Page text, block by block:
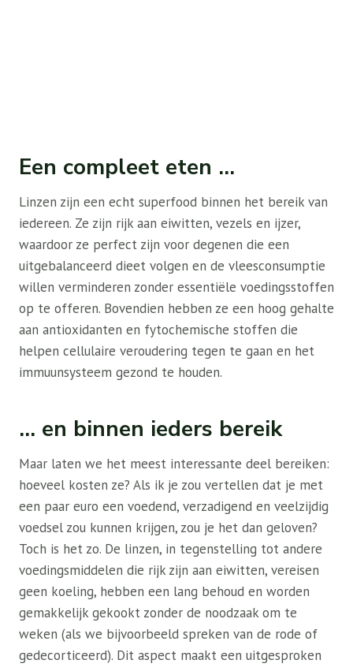
Een compleet eten …
Linzen zijn een echt superfood binnen het bereik van
iedereen. Ze zijn rijk aan eiwitten, vezels en ijzer,
waardoor ze perfect zijn voor degenen die een
uitgebalanceerd dieet volgen en de vleesconsumptie
willen verminderen zonder essentiële voedingsstoffen
op te offeren. Bovendien hebben ze een hoog gehalte
aan antioxidanten en fytochemische stoffen die
helpen cellulaire veroudering tegen te gaan en het
immuunsysteem gezond te houden.
… en binnen ieders bereik
Maar laten we het meest interessante deel bereiken:
hoeveel kosten ze? Als ik je zou vertellen dat je met
een paar euro een voedend, verzadigend en veelzijdig
voedsel zou kunnen krijgen, zou je het dan geloven?
Toch is het zo. De linzen, in tegenstelling tot andere
voedingsmiddelen die rijk zijn aan eiwitten, vereisen
geen koeling, hebben een lang behoud en worden
gemakkelijk gekookt zonder de noodzaak om te
weken (als we bijvoorbeeld spreken van de rode of
gedecorticeerd). Dit aspect maakt een uitgesproken